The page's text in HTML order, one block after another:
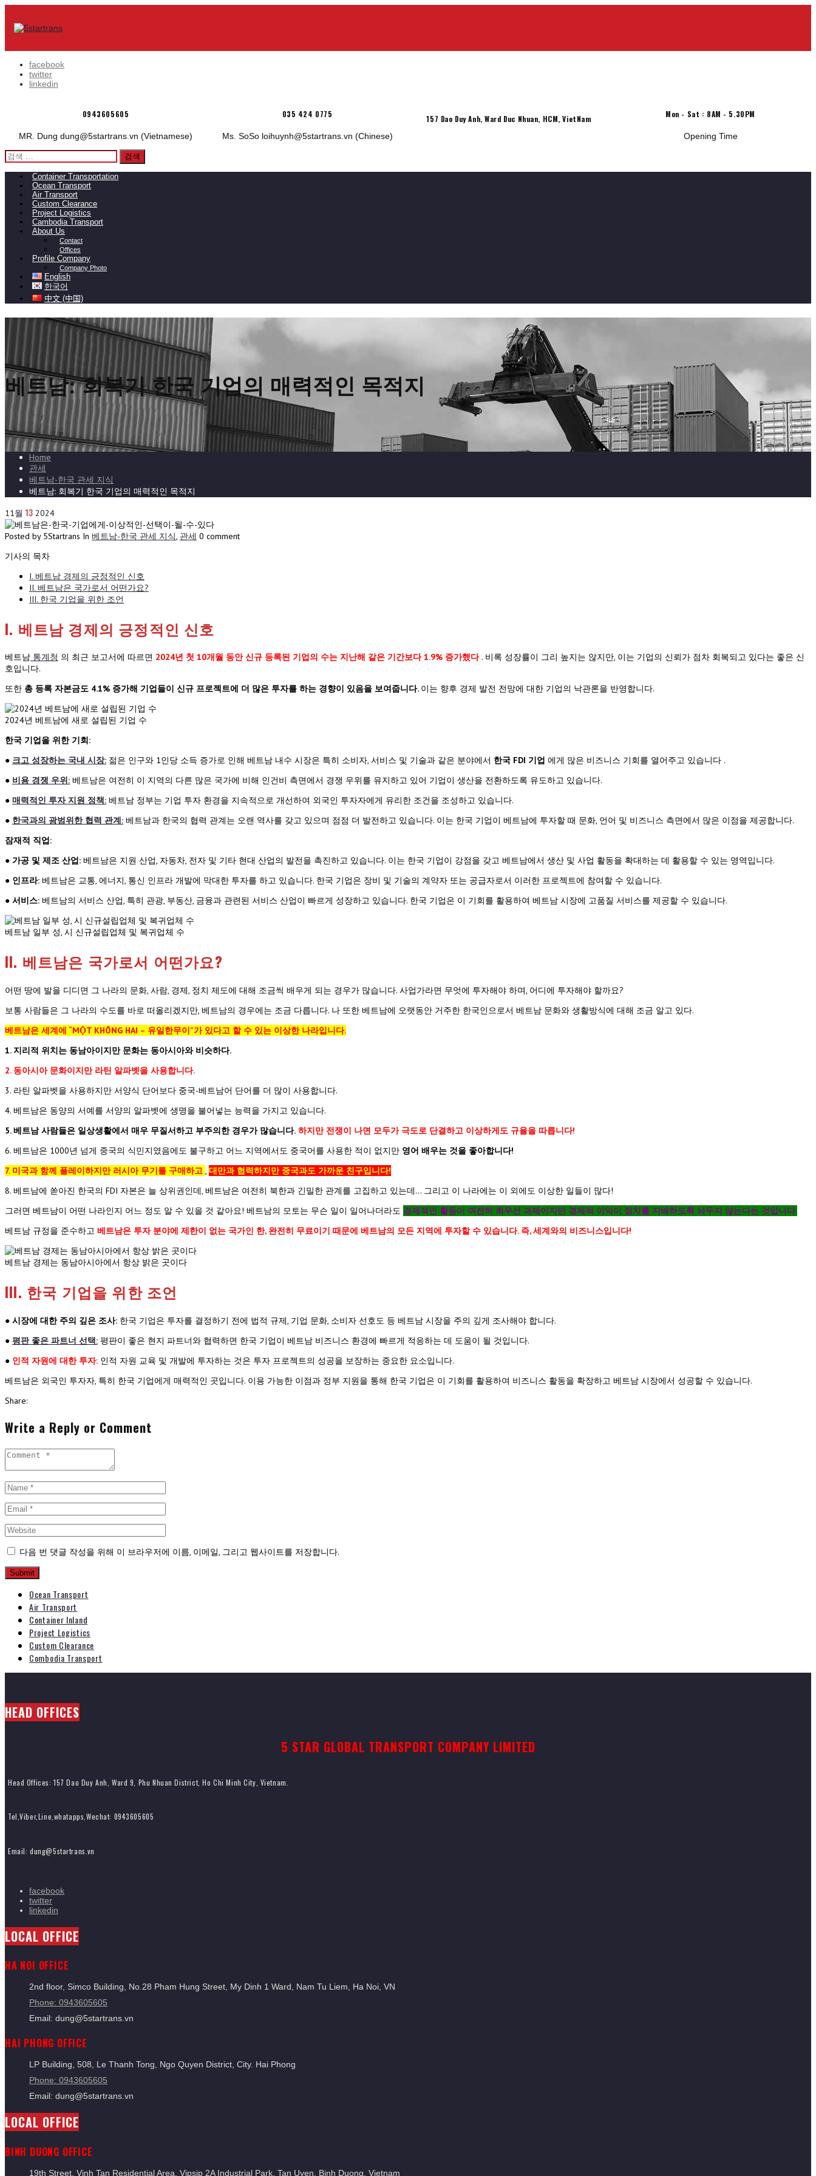
facebook
twitter
linkedin
0943605605
MR. Dung dung@5startrans.vn (Vietnamese)
035 424 0775
Ms. SoSo loihuynh@5startrans.vn (Chinese)
157 Dao Duy Anh, Ward Duc Nhuan, HCM, VietNam Mon - Sat : 8AM - 5.30PM
Opening Time
검
색:
Container Transportation
Ocean Transport
Air Transport
Custom Clearance
Project Logistics
Cambodia Transport
About Us
Contact
Offices
Profile Company
Company Photo
English
한국어
中文 (中国)
베트남: 회복기 한국 기업의 매력적인 목적지
Home
관세
베트남-한국 관세 지식
베트남: 회복기 한국 기업의 매력적인 목적지
11월 13 2024
Posted by 5Startrans In 베트남-한국 관세 지식, 관세 0 comment
기사의 목차
I. 베트남 경제의 긍정적인 신호
II. 베트남은 국가로서 어떤가요?
III. 한국 기업을 위한 조언
I. 베트남 경제의 긍정적인 신호
베트남 통계청 의 최근 보고서에 따르면 2024년 첫 10개월 동안 신규 등록된 기업의 수는 지난해 같은 기간보다 1.9% 증가했다 . 비록 성장률이 그리 높지는 않지만, 이는 기업의 신뢰가 점차 회복되고 있다는 좋은 신
호입니다.
또한 총 등록 자본금도 4.1% 증가해 기업들이 신규 프로젝트에 더 많은 투자를 하는 경향이 있음을 보여줍니다. 이는 향후 경제 발전 전망에 대한 기업의 낙관론을 반영합니다.
2024년 베트남에 새로 설립된 기업 수
한국 기업을 위한 기회:
● 크고 성장하는 국내 시장: 젊은 인구와 1인당 소득 증가로 인해 베트남 내수 시장은 특히 소비자, 서비스 및 기술과 같은 분야에서 한국 FDI 기업 에게 많은 비즈니스 기회를 열어주고 있습니다 .
● 비용 경쟁 우위: 베트남은 여전히 이 지역의 다른 많은 국가에 비해 인건비 측면에서 경쟁 우위를 유지하고 있어 기업이 생산을 전환하도록 유도하고 있습니다.
● 매력적인 투자 지원 정책: 베트남 정부는 기업 투자 환경을 지속적으로 개선하여 외국인 투자자에게 유리한 조건을 조성하고 있습니다.
● 한국과의 광범위한 협력 관계: 베트남과 한국의 협력 관계는 오랜 역사를 갖고 있으며 점점 더 발전하고 있습니다. 이는 한국 기업이 베트남에 투자할 때 문화, 언어 및 비즈니스 측면에서 많은 이점을 제공합니다.
잠재적 직업:
● 가공 및 제조 산업: 베트남은 지원 산업, 자동차, 전자 및 기타 현대 산업의 발전을 촉진하고 있습니다. 이는 한국 기업이 강점을 갖고 베트남에서 생산 및 사업 활동을 확대하는 데 활용할 수 있는 영역입니다.
● 인프라: 베트남은 교통, 에너지, 통신 인프라 개발에 막대한 투자를 하고 있습니다. 한국 기업은 장비 및 기술의 계약자 또는 공급자로서 이러한 프로젝트에 참여할 수 있습니다.
● 서비스: 베트남의 서비스 산업, 특히 관광, 부동산, 금융과 관련된 서비스 산업이 빠르게 성장하고 있습니다. 한국 기업은 이 기회를 활용하여 베트남 시장에 고품질 서비스를 제공할 수 있습니다.
베트남 일부 성, 시 신규설립업체 및 복귀업체 수
II. 베트남은 국가로서 어떤가요?
어떤 땅에 발을 디디면 그 나라의 문화, 사람, 경제, 정치 제도에 대해 조금씩 배우게 되는 경우가 많습니다. 사업가라면 무엇에 투자해야 하며, 어디에 투자해야 할까요?
보통 사람들은 그 나라의 수도를 바로 떠올리겠지만, 베트남의 경우에는 조금 다릅니다. 나 또한 베트남에 오랫동안 거주한 한국인으로서 베트남 문화와 생활방식에 대해 조금 알고 있다.
베트남은 세계에 “MỘT KHÔNG HAI – 유일한무이”가 있다고 할 수 있는 이상한 나라입니다.
1. 지리적 위치는 동남아이지만 문화는 동아시아와 비슷하다.
2. 동아시아 문화이지만 라틴 알파벳을 사용합니다.
3. 라틴 알파벳을 사용하지만 서양식 단어보다 중국-베트남어 단어를 더 많이 사용합니다.
4. 베트남은 동양의 서예를 서양의 알파벳에 생명을 불어넣는 능력을 가지고 있습니다.
5. 베트남 사람들은 일상생활에서 매우 무질서하고 부주의한 경우가 많습니다. 하지만 전쟁이 나면 모두가 극도로 단결하고 이상하게도 규율을 따릅니다!
6. 베트남은 1000년 넘게 중국의 식민지였음에도 불구하고 어느 지역에서도 중국어를 사용한 적이 없지만 영어 배우는 것을 좋아합니다!
7. 미국과 함께 플레이하지만 러시아 무기를 구매하고 , 대만과 협력하지만 중국과도 가까운 친구입니다!
8. 베트남에 쏟아진 한국의 FDI 자본은 늘 상위권인데, 베트남은 여전히 북한과 긴밀한 관계를 고집하고 있는데… 그리고 이 나라에는 이 외에도 이상한 일들이 많다!
그러면 베트남이 어떤 나라인지 어느 정도 알 수 있을 것 같아요! 베트남의 모토는 무슨 일이 일어나더라도 경제적인 활동이 여전히 최우선 과제이지만 경제적 이익이 정치를 지배하도록 놔두지 않는다는 것입니다.
베트남 규정을 준수하고 베트남은 투자 분야에 제한이 없는 국가인 한, 완전히 무료이기 때문에 베트남의 모든 지역에 투자할 수 있습니다. 즉, 세계와의 비즈니스입니다!
베트남 경제는 동남아시아에서 항상 밝은 곳이다
III. 한국 기업을 위한 조언
● 시장에 대한 주의 깊은 조사: 한국 기업은 투자를 결정하기 전에 법적 규제, 기업 문화, 소비자 선호도 등 베트남 시장을 주의 깊게 조사해야 합니다.
● 평판 좋은 파트너 선택: 평판이 좋은 현지 파트너와 협력하면 한국 기업이 베트남 비즈니스 환경에 빠르게 적응하는 데 도움이 될 것입니다.
● 인적 자원에 대한 투자: 인적 자원 교육 및 개발에 투자하는 것은 투자 프로젝트의 성공을 보장하는 중요한 요소입니다.
베트남은 외국인 투자자, 특히 한국 기업에게 매력적인 곳입니다. 이용 가능한 이점과 정부 지원을 통해 한국 기업은 이 기회를 활용하여 비즈니스 활동을 확장하고 베트남 시장에서 성공할 수 있습니다.
Share:
Write a Reply or Comment
다음 번 댓글 작성을 위해 이 브라우저에 이름, 이메일, 그리고 웹사이트를 저장합니다.
Ocean Transport
Air Transport
Container Inland
Project Logistics
Custom Clearance
Combodia Transport
HEAD OFFICES
5 STAR GLOBAL TRANSPORT COMPANY LIMITED
Head Offices: 157 Dao Duy Anh, Ward 9, Phu Nhuan District, Ho Chi Minh City, Vietnam.
Tel,Viber,Line,whatapps,Wechat: 0943605605
Email: dung@5startrans.vn
facebook
twitter
linkedin
LOCAL OFFICE
HA NOI OFFICE
2nd floor, Simco Building, No.28 Pham Hung Street, My Dinh 1 Ward, Nam Tu Liem, Ha Noi, VN
Phone: 0943605605
Email: dung@5startrans.vn
HAI PHONG OFFICE
LP Building, 508, Le Thanh Tong, Ngo Quyen District, City. Hai Phong
Phone: 0943605605
Email: dung@5startrans.vn
LOCAL OFFICE
BINH DUONG OFFICE
19th Street, Vinh Tan Residential Area, Vipsip 2A Industrial Park, Tan Uyen, Binh Duong, Vietnam